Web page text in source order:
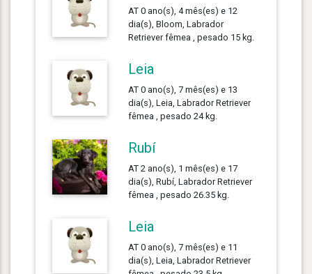
AT 0 ano(s), 4 mês(es) e 12
dia(s), Bloom, Labrador
Retriever fêmea , pesado 15 kg.
Leia
AT 0 ano(s), 7 mês(es) e 13
dia(s), Leia, Labrador Retriever
fêmea , pesado 24 kg.
Rubí
AT 2 ano(s), 1 mês(es) e 17
dia(s), Rubí, Labrador Retriever
fêmea , pesado 26.35 kg.
Leia
AT 0 ano(s), 7 mês(es) e 11
dia(s), Leia, Labrador Retriever